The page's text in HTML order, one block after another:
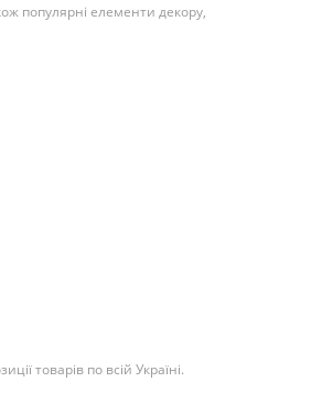
популярні елементи декору,
товарів по всій Україні.